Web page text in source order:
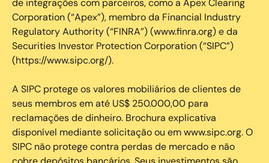
de integrações com parceiros, como a Apex Clearing
Corporation (“Apex”), membro da Financial Industry
Regulatory Authority (“FINRA”) (www.finra.org) e da
Securities Investor Protection Corporation (“SIPC”)
(https://www.sipc.org/).
A SIPC protege os valores mobiliários de clientes de
seus membros em até US$ 250.000,00 para
reclamações de dinheiro. Brochura explicativa
disponível mediante solicitação ou em www.sipc.org. O
SIPC não protege contra perdas de mercado e não